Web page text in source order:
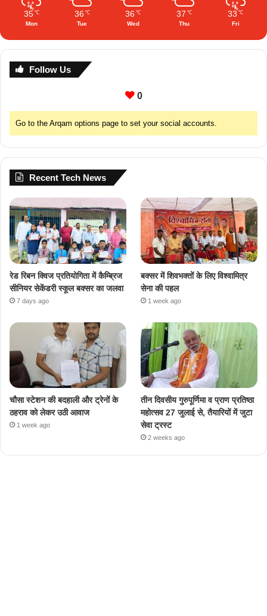
35 ℃
Mon
36 ℃
Tue
36 ℃
Wed
37 ℃
Thu
33 ℃
Fri
Follow Us
0
Go to the Arqam options page to set your social accounts.
Recent Tech News
रेड रिबन क्विज प्रतियोगिता में कैम्ब्रिज
सीनियर सेकेंडरी स्कूल बक्सर का जलवा
7 days ago
बक्सर में शिवभक्तों के लिए विश्वामित्र
सेना की पहल
1 week ago
चौसा स्टेशन की बदहाली और ट्रेनों के
ठहराव को लेकर उठी आवाज
1 week ago
तीन दिवसीय गुरुपूर्णिमा व प्राण प्रतिष्ठा
महोत्सव 27 जुलाई से, तैयारियों में जुटा
सेवा ट्रस्ट
2 weeks ago